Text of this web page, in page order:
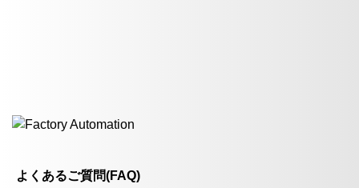
よくあるご質問(FAQ)